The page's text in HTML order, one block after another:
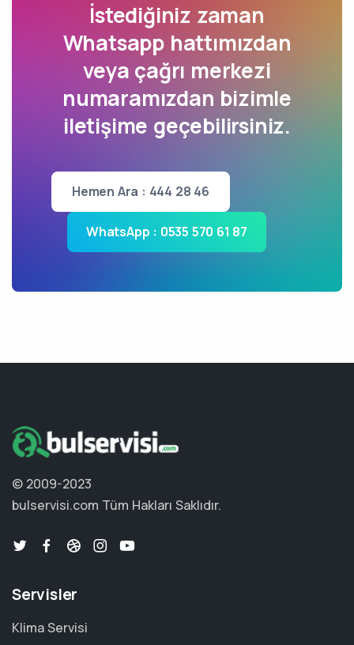
İstediğiniz zaman
Whatsapp hattımızdan
veya çağrı merkezi
numaramızdan bizimle
iletişime geçebilirsiniz.
Hemen Ara : 444 28 46
WhatsApp : 0535 570 61 87
© 2009-2023
bulservisi.com Tüm Hakları Saklıdır.
Servisler
Klima Servisi